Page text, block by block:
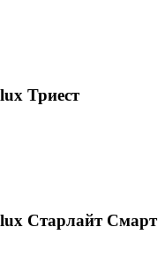
Триест
Старлайт Смарт